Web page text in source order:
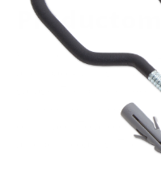
With these two powerful
and space-savingly hang
garage. The bicycle
included for the correct
of surface. To avoid
an epoxy coating. The